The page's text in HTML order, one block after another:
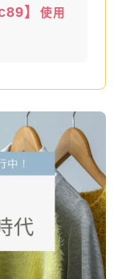
】
使用